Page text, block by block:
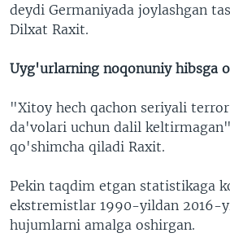
deydi Germaniyada joylashgan
Dilxat Raxit.
Uyg'urlarning noqonuniy hibsga
"Xitoy hech qachon seriyali
da'volari uchun dalil
qo'shimcha qiladi Raxit.
Pekin taqdim etgan statistikaga
ekstremistlar 1990-yildan 2016-
hujumlarni amalga oshirgan.